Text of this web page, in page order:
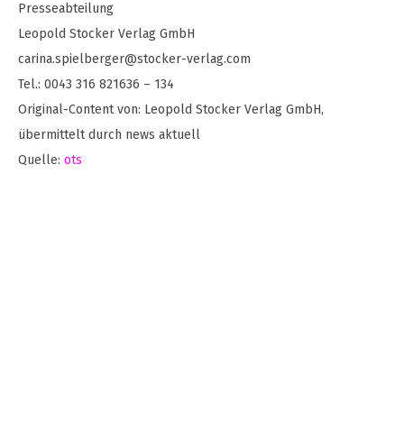
Presseabteilung
Leopold Stocker Verlag GmbH
carina.spielberger@stocker-verlag.com
Tel.: 0043 316 821636 – 134
Original-Content von: Leopold Stocker Verlag GmbH,
übermittelt durch news aktuell
Quelle: ots